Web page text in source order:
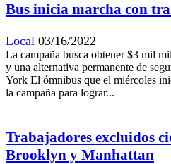
Bus inicia marcha con
Local 03/16/2022
La campaña busca obtener $3 mil
y una alternativa permanente de
York El ómnibus que el miércoles
la campaña para lograr...
Trabajadores excluidos
Brooklyn y Manhattan